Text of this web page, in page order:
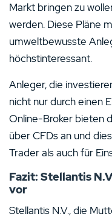
Markt bringen zu
werden. Diese Pläne
umweltbewusste
höchstinteressant.
Anleger, die
nicht nur durch einen
Online-Broker bieten
über CFDs an und
Trader als auch für
Fazit: Stellantis
vor
Stellantis N.V., die